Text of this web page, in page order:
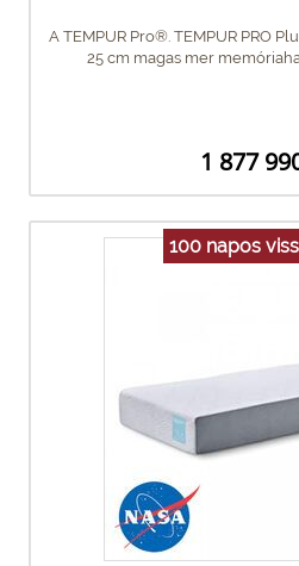
A TEMPUR Pro®. TEMPUR PRO
25 cm magas mer
1 877
100 napos